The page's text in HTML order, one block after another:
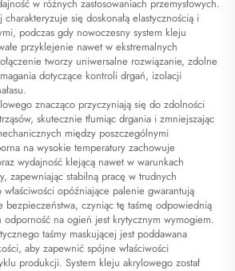
w różnych zastosowaniach przemysłowych.
się doskonałą elastycznością i
podczas gdy nowoczesny system kleju
przyklejenie nawet w ekstremalnych
tworzy uniwersalne rozwiązanie, zdolne
dotyczące kontroli drgań, izolacji
znacząco przyczyniają się do zdolności
skutecznie tłumiąc drgania i zmniejszając
między poszczególnymi
na wysokie temperatury zachowuje
wydajność klejącą nawet w warunkach
zapewniając stabilną pracę w trudnych
opóźniające palenie gwarantują
bezpieczeństwa, czyniąc tę taśmę odpowiednią
odporność na ogień jest krytycznym wymogiem.
taśmy maskującej jest poddawana
aby zapewnić spójne właściwości
produkcji. System kleju akrylowego został